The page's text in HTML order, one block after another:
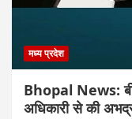
मध्य प्रदेश
Bhopal News:
अधिकारी से की